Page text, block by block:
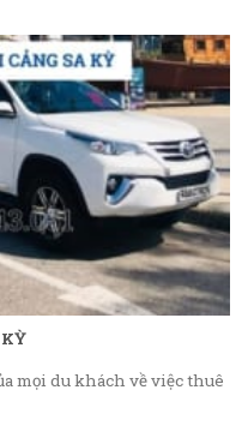
mọi du khách về việc thuê